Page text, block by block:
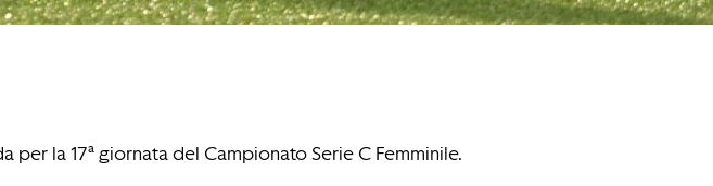
per la 17ª giornata del Campionato Serie C Femminile.